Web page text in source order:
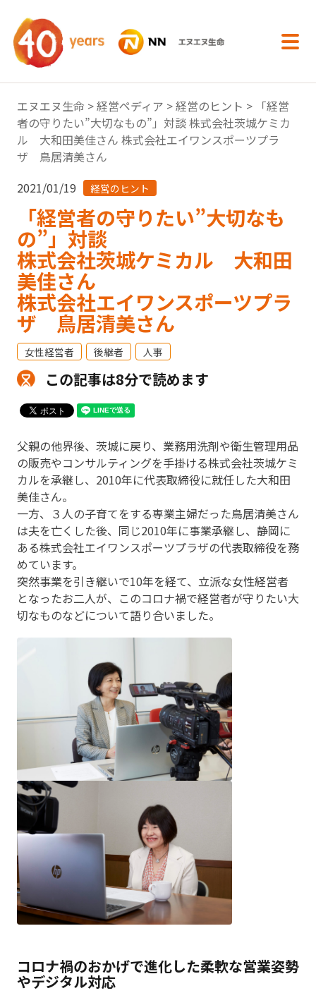
エヌエヌ生命 >経営ペディア >経営のヒント > 「経営
者の守りたい”大切なもの”」対談 株式会社茨城ケミカ
ル 大和田美佳さん 株式会社エイワンスポーツプラ
ザ 鳥居清美さん
2021/01/19
経営のヒント
「経営者の守りたい”大切なも
の”」対談
株式会社茨城ケミカル 大和田
美佳さん
株式会社エイワンスポーツプラ
ザ 鳥居清美さん
女性経営者 後継者 人事
この記事は8分で読めます
父親の他界後、茨城に戻り、業務用洗剤や衛生管理用品
の販売やコンサルティングを手掛ける株式会社茨城ケミ
カルを承継し、2010年に代表取締役に就任した大和田
美佳さん。
一方、３人の子育てをする専業主婦だった鳥居清美さん
は夫を亡くした後、同じ2010年に事業承継し、静岡に
ある株式会社エイワンスポーツプラザの代表取締役を務
めています。
突然事業を引き継いで10年を経て、立派な女性経営者
となったお二人が、このコロナ禍で経営者が守りたい大
切なものなどについて語り合いました。
コロナ禍のおかげで進化した柔軟な営業姿勢
やデジタル対応